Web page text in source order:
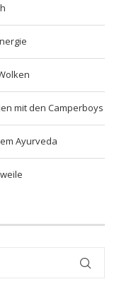
mit den Camperboys
Ayurveda